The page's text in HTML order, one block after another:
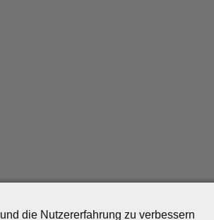
die Nutzererfahrung zu verbessern